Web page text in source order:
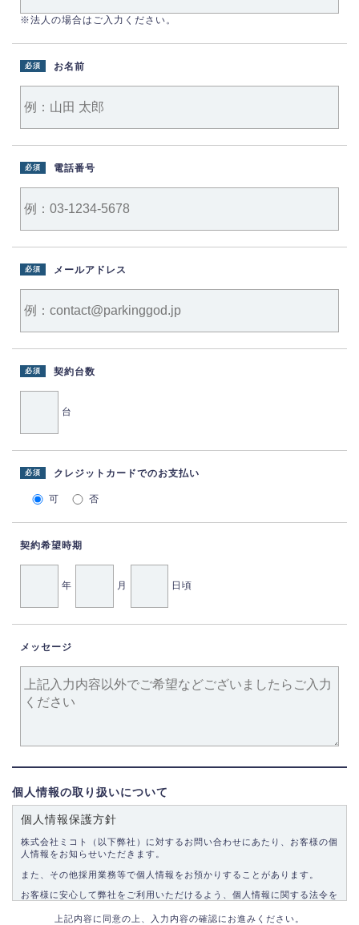
※法人の場合はご入力ください。
お名前
必須
電話番号
必須
メールアドレス
必須
契約台数
必須
台
クレジットカードでのお支払い
必須
可 否
契約希望時期
年 月 日頃
メッセージ
個人情報の取り扱いについて
個人情報保護方針
株式会社ミコト（以下弊社）に対するお問い合わせにあたり、お客様の個
人情報をお知らせいただきます。
また、その他採用業務等で個人情報をお預かりすることがあります。
お客様に安心して弊社をご利用いただけるよう、個人情報に関する法令を
上記内容に同意の上、入力内容の確認にお進みください。